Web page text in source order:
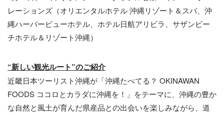
レーションズ（オリエンタルホテル 沖縄リゾート＆スパ、沖
縄ハーバービューホテル、ホテル日航アリビラ、サザンビー
チホテル＆リゾート沖縄）
“新しい観光ルート”のご紹介
近畿日本ツーリスト沖縄が「沖縄たべてる？ OKINAWAN
FOODS ココロとカラダに沖縄を！」をテーマに、沖縄の豊か
な自然と風土が育んだ県産品との出会いを楽しみながら、道